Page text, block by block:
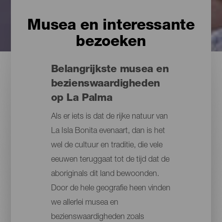
Musea en interessante
bezoeken
Belangrijkste musea en
bezienswaardigheden
op La Palma
Als er iets is dat de rijke natuur van
La Isla Bonita evenaart, dan is het
wel de cultuur en traditie, die vele
eeuwen teruggaat tot de tijd dat de
aboriginals dit land bewoonden.
Door de hele geografie heen vinden
we allerlei musea en
bezienswaardigheden zoals